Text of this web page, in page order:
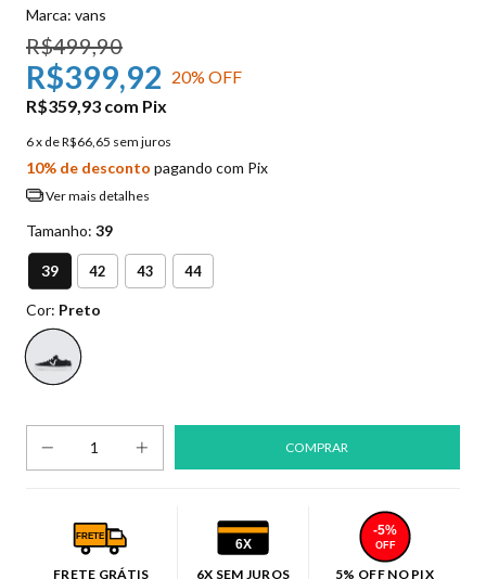
Marca: vans
R$499,90
R$399,92 20% OFF
R$359,93 com Pix
6x deR$66,65 sem juros
10% de desconto pagando com Pix
Ver mais detalhes
Tamanho: 39
39 42 43 44
Cor: Preto
FRETE
FRETE GRÁTIS
6X
6X SEM JUROS
-5%
OFF
5% OFF NO PIX